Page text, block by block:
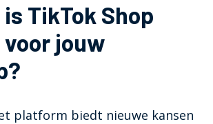
TikTok Shop
jouw
platform biedt nieuwe kansen